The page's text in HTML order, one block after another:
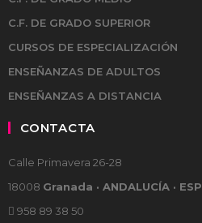
C.F. DE GRADO SUPERIOR
CURSOS DE ESPECIALIZACIÓN
ENSEÑANZAS DE ADULTOS
ENSEÑANZAS A DISTANCIA
CONTACTA
Calle Primavera 26-28
18008 Granada · ANDALUCÍA · ESP
958 89 38 50